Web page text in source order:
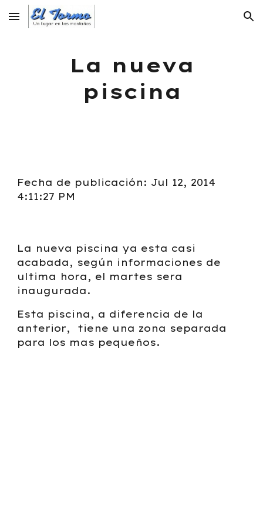
Skip to main content Skip to navigation
La nueva
piscina
Fecha de publicación: Jul 12, 2014
4:11:27 PM
La nueva piscina ya esta casi
acabada, según informaciones de
ultima hora, el martes sera
inaugurada.
Esta piscina, a diferencia de la
anterior, tiene una zona separada
para los mas pequeños.